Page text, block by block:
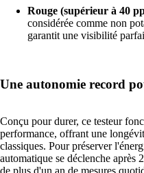
Rouge (supérieur à 40
considérée comme non
garantit une visibilité
Une autonomie record
Conçu pour durer, ce testeur
performance, offrant une
classiques. Pour préserver
automatique se déclenche après